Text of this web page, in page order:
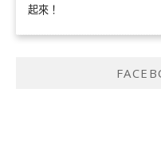
起來！